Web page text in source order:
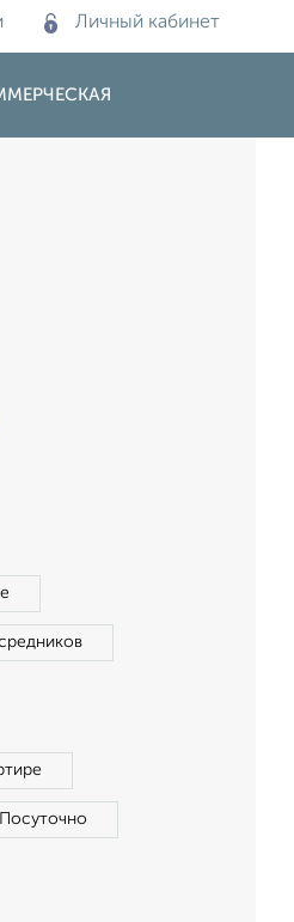
Личный кабинет
Посуточно